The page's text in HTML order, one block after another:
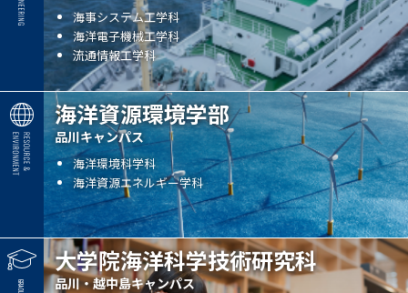
海事システム工学科
海洋電子機械工学科
流通情報工学科
海洋資源環境学部
品川キャンパス
海洋環境科学科
海洋資源エネルギー学科
大学院海洋科学技術研究科
品川・越中島キャンパス